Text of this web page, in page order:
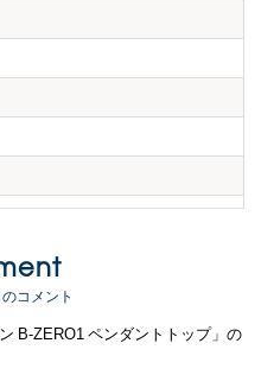
コメント
B-ZERO1 ペンダントトップ」の